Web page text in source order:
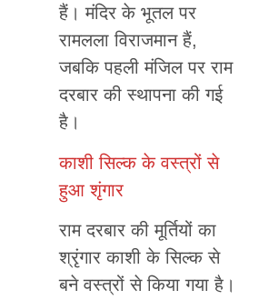
हैं। मंदिर के भूतल पर
रामलला विराजमान हैं,
जबकि पहली मंजिल पर राम
दरबार की स्थापना की गई
है।
काशी सिल्क के वस्त्रों से
हुआ शृंगार
राम दरबार की मूर्तियों का
श्रृंगार काशी के सिल्क से
बने वस्त्रों से किया गया है।